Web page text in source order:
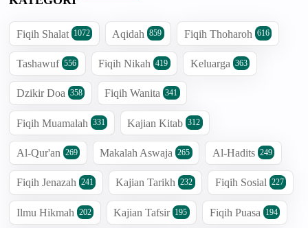
Fiqih Shalat 1072 Aqidah 859 Fiqih Thoharoh 616
Tashawuf 556 Fiqih Nikah 419 Keluarga 363
Dzikir Doa 358 Fiqih Wanita 341
Fiqih Muamalah 331 Kajian Kitab 312
Al-Qur'an 269 Makalah Aswaja 265 Al-Hadits 249
Fiqih Jenazah 241 Kajian Tarikh 232 Fiqih Sosial 227
Ilmu Hikmah 202 Kajian Tafsir 195 Fiqih Puasa 194